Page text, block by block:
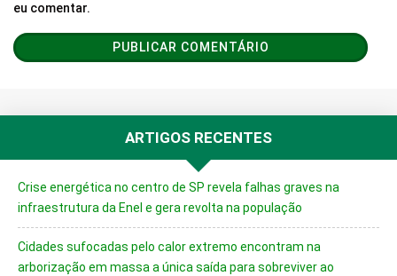
eu comentar.
ARTIGOS RECENTES
Crise energética no centro de SP revela falhas graves na
infraestrutura da Enel e gera revolta na população
Cidades sufocadas pelo calor extremo encontram na
arborização em massa a única saída para sobreviver ao